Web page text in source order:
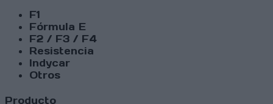
F1
Fórmula E
F2 / F3 / F4
Resistencia
Indycar
Otros
Producto